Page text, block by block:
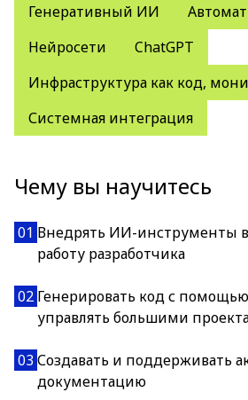
Генеративный ИИ
Нейросети
ChatGPT
Инфраструктура как код,
Системная интеграция
Чему вы научитесь
01 Внедрять ИИ-инструменты
работу разработчика
02 Генерировать код с
управлять большими
03 Создавать и поддерживать
документацию